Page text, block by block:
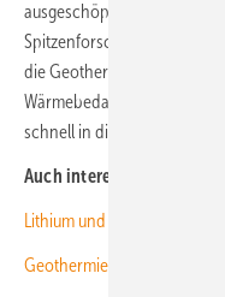
ausgeschöpft werden.“
Spitzenforschungsinstitute
die Geothermie das
Wärmebedarfs zu decken.
schnell in die Umsetzung
Auch interessant:
Lithium und Geothermie:
Geothermie: